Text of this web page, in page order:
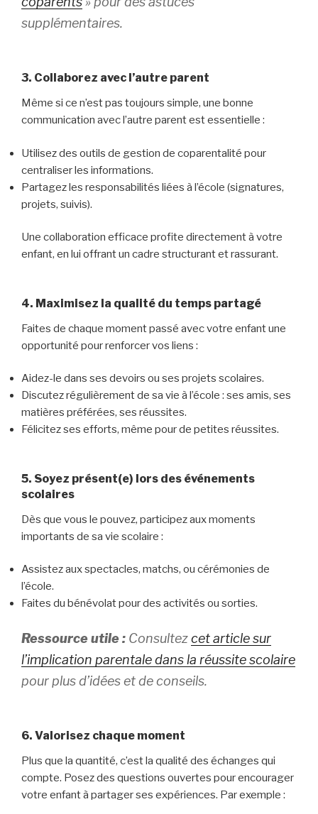
supplémentaires.
3. Collaborez avec l’autre parent
Même si ce n’est pas toujours simple, une bonne
communication avec l’autre parent est essentielle :
Utilisez des outils de gestion de coparentalité pour
centraliser les informations.
Partagez les responsabilités liées à l’école (signatures,
projets, suivis).
Une collaboration efficace profite directement à votre
enfant, en lui offrant un cadre structurant et rassurant.
4. Maximisez la qualité du temps partagé
Faites de chaque moment passé avec votre enfant une
opportunité pour renforcer vos liens :
Aidez-le dans ses devoirs ou ses projets scolaires.
Discutez régulièrement de sa vie à l’école : ses amis, ses
matières préférées, ses réussites.
Félicitez ses efforts, même pour de petites réussites.
5. Soyez présent(e) lors des événements
scolaires
Dès que vous le pouvez, participez aux moments
importants de sa vie scolaire :
Assistez aux spectacles, matchs, ou cérémonies de
l’école.
Faites du bénévolat pour des activités ou sorties.
Ressource utile : Consultezcet article sur
l’implication parentale dans la réussite scolaire
pour plus d’idées et de conseils.
6. Valorisez chaque moment
Plus que la quantité, c’est la qualité des échanges qui
compte. Posez des questions ouvertes pour encourager
votre enfant à partager ses expériences. Par exemple :